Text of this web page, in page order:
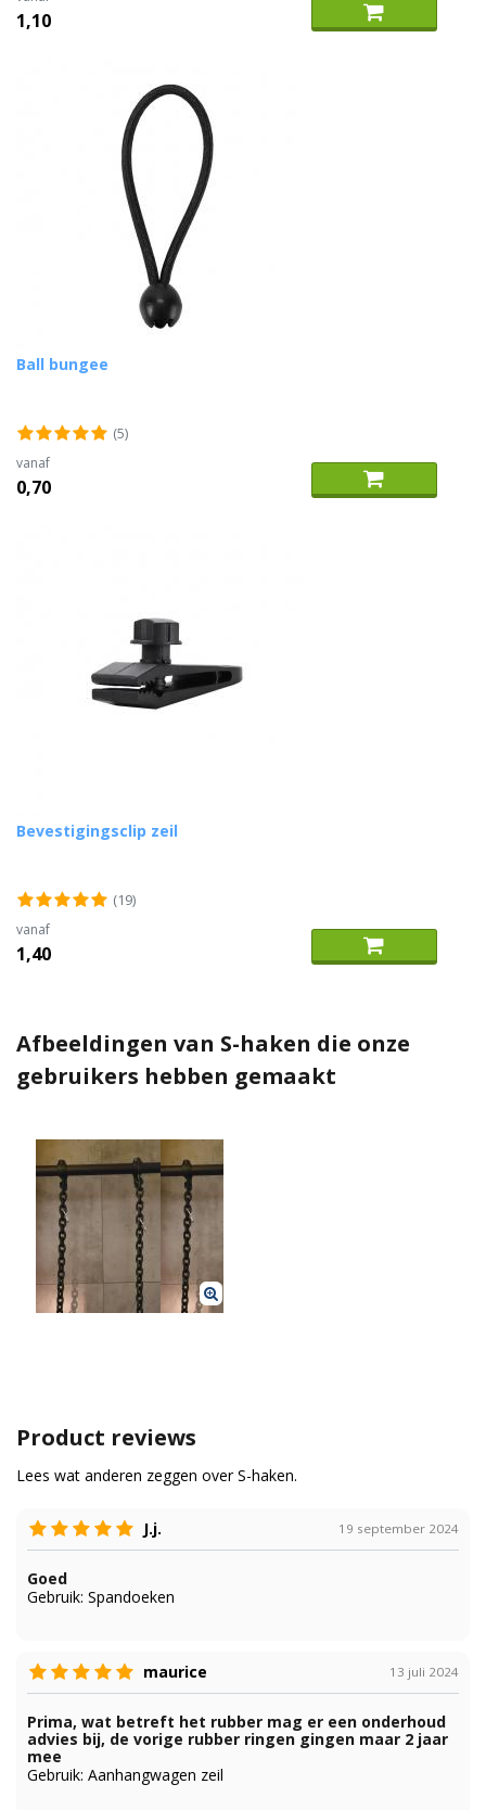
1,10
Ball bungee
(5)
vanaf
0,70
Bevestigingsclip zeil
(19)
vanaf
1,40
Afbeeldingen van S-haken die onze
gebruikers hebben gemaakt
Product reviews
Lees wat anderen zeggen over S-haken.
J.j. 19 september 2024
Goed
Gebruik: Spandoeken
maurice 13 juli 2024
Prima, wat betreft het rubber mag er een onderhoud
advies bij, de vorige rubber ringen gingen maar 2 jaar
mee
Gebruik: Aanhangwagen zeil